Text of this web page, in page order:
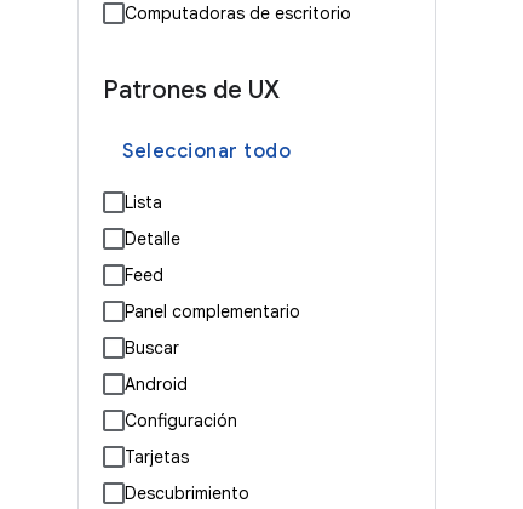
Computadoras de escritorio
Patrones de UX
Seleccionar todo
Lista
Detalle
Feed
Panel complementario
Buscar
Android
Configuración
Tarjetas
Descubrimiento